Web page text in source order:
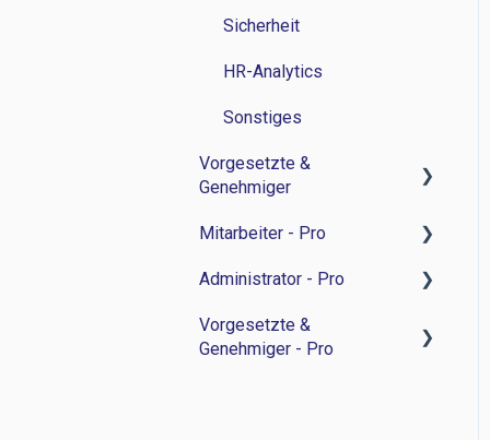
Sicherheit
HR-Analytics
Sonstiges
Vorgesetzte &
Genehmiger
Zeitwirtschaft
Personalverwaltung
Bewerbermanagament
Mitarbeiter - Pro
Feedback-Sessions -
Ziele -
Administrator - Pro
Feedback-Session -
Personalentwicklung
Vorgesetzte &
Genehmiger - Pro